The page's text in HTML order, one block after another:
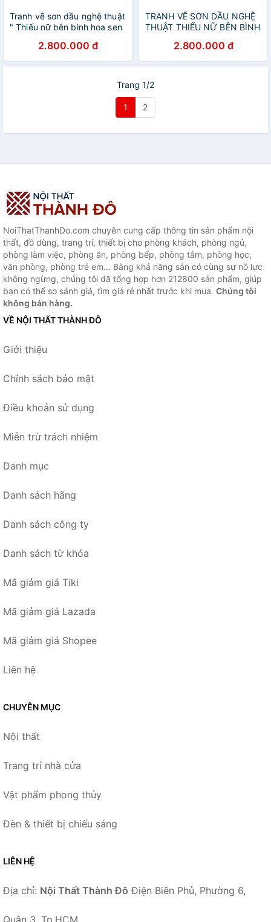
Tranh vẽ sơn dầu nghệ thuật
" Thiếu nữ bên bình hoa sen
2.800.000 đ
TRANH VẼ SƠN DẦU NGHỆ
THUẬT THIẾU NỮ BÊN BÌNH
2.800.000 đ
Trang 1/2
1 2
NoiThatThanhDo.com chuyên cung cấp thông tin sản phẩm nội
thất, đồ dùng, trang trí, thiết bị cho phòng khách, phòng ngủ,
phòng làm việc, phòng ăn, phòng bếp, phòng tắm, phòng học,
văn phòng, phòng trẻ em... Bằng khả năng sẵn có cùng sự nỗ lực
không ngừng, chúng tôi đã tổng hợp hơn 212800 sản phẩm, giúp
bạn có thể so sánh giá, tìm giá rẻ nhất trước khi mua. Chúng tôi
không bán hàng.
VỀ NỘI THẤT THÀNH ĐÔ
Giới thiệu
Chính sách bảo mật
Điều khoản sử dụng
Miễn trừ trách nhiệm
Danh mục
Danh sách hãng
Danh sách công ty
Danh sách từ khóa
Mã giảm giá Tiki
Mã giảm giá Lazada
Mã giảm giá Shopee
Liên hệ
CHUYÊN MỤC
Nội thất
Trang trí nhà cửa
Vật phẩm phong thủy
Đèn & thiết bị chiếu sáng
LIÊN HỆ
Địa chỉ: Nội Thất Thành Đô Điện Biên Phủ, Phường 6,
Quận 3, Tp.HCM